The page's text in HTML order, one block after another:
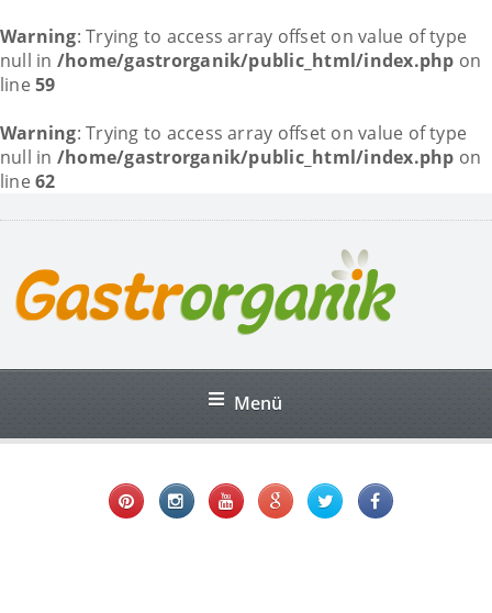
Warning: Trying to access array offset on value of type
null in /home/gastrorganik/public_html/index.php on
line59
Warning: Trying to access array offset on value of type
null in /home/gastrorganik/public_html/index.php on
line62
Menü